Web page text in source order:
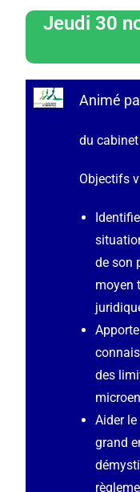
Jeudi 30
Animé
du cabinet
Objectifs
de son
moyen
des
Aider
grand